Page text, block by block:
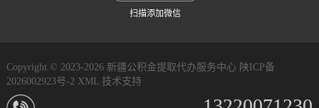
扫描添加微信
Copyright © 2023-2026 新疆公积金提取代办服务中心 陕ICP备
2026002923号-2 XML 技术支持